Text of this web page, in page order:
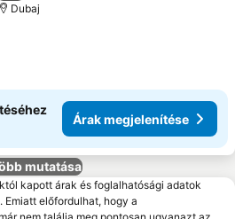
Dubaj
Árak megjelenítése
mutatása
kapott árak és foglalhatósági adatok
előfordulhat, hogy a